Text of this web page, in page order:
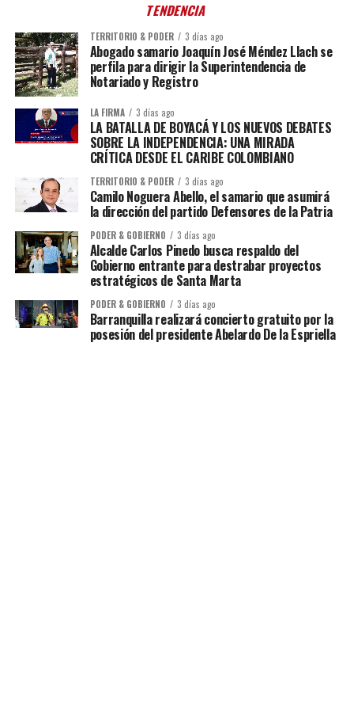
TENDENCIA
TERRITORIO & PODER 3 días ago
Abogado samario Joaquín José Méndez Llach se
perfila para dirigir la Superintendencia de
Notariado y Registro
LA FIRMA 3 días ago
LA BATALLA DE BOYACÁ Y LOS NUEVOS DEBATES
SOBRE LA INDEPENDENCIA: UNA MIRADA
CRÍTICA DESDE EL CARIBE COLOMBIANO
TERRITORIO & PODER 3 días ago
Camilo Noguera Abello, el samario que asumirá
la dirección del partido Defensores de la Patria
PODER & GOBIERNO 3 días ago
Alcalde Carlos Pinedo busca respaldo del
Gobierno entrante para destrabar proyectos
estratégicos de Santa Marta
PODER & GOBIERNO 3 días ago
Barranquilla realizará concierto gratuito por la
posesión del presidente Abelardo De la Espriella